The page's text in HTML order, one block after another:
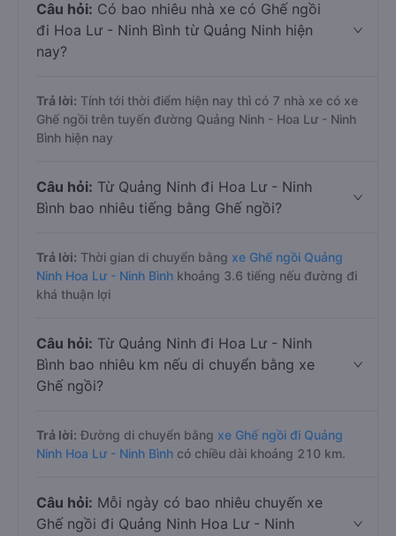
Câu hỏi: Có bao nhiêu nhà xe có Ghế ngồi
đi Hoa Lư - Ninh Bình từ Quảng Ninh hiện
nay?
Trả lời: Tính tới thời điểm hiện nay thì có 7 nhà xe có xe
Ghế ngồi trên tuyến đường Quảng Ninh - Hoa Lư - Ninh
Bình hiện nay
Câu hỏi: Từ Quảng Ninh đi Hoa Lư - Ninh
Bình bao nhiêu tiếng bằng Ghế ngồi?
Trả lời: Thời gian di chuyển bằng xe Ghế ngồi Quảng
Ninh Hoa Lư - Ninh Bình khoảng 3.6 tiếng nếu đường đi
khá thuận lợi
Câu hỏi: Từ Quảng Ninh đi Hoa Lư - Ninh
Bình bao nhiêu km nếu di chuyển bằng xe
Ghế ngồi?
Trả lời: Đường di chuyển bằng xe Ghế ngồi đi Quảng
Ninh Hoa Lư - Ninh Bình có chiều dài khoảng 210 km.
Câu hỏi: Mỗi ngày có bao nhiêu chuyến xe
Ghế ngồi đi Quảng Ninh Hoa Lư - Ninh